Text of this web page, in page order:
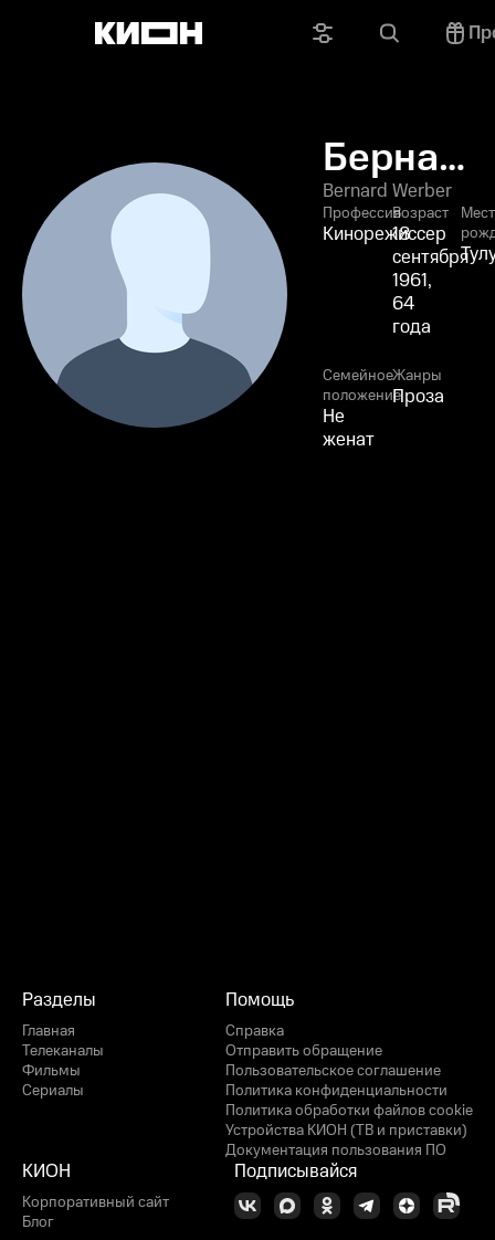
Бернард
Вербер
Bernard Werber
Профессия
Кинорежиссер
Возраст
18
сентября
1961,
64
года
Семейное
положение
Не
женат
Жанры
Проза
Разделы
Главная
Телеканалы
Фильмы
Сериалы
Помощь
Справка
Отправить обращение
Пользовательское соглашение
Политика конфиденциальности
Политика обработки файлов cookie
Устройства КИОН (ТВ и приставки)
Документация пользования ПО
КИОН
Корпоративный сайт
Блог
Подписывайся